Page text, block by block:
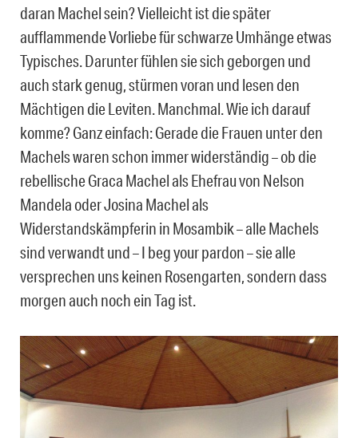
daran Machel sein? Vielleicht ist die später
aufflammende Vorliebe für schwarze Umhänge etwas
Typisches. Darunter fühlen sie sich geborgen und
auch stark genug, stürmen voran und lesen den
Mächtigen die Leviten. Manchmal. Wie ich darauf
komme? Ganz einfach: Gerade die Frauen unter den
Machels waren schon immer widerständig – ob die
rebellische Graca Machel als Ehefrau von Nelson
Mandela oder Josina Machel als
Widerstandskämpferin in Mosambik – alle Machels
sind verwandt und – I beg your pardon – sie alle
versprechen uns keinen Rosengarten, sondern dass
morgen auch noch ein Tag ist.